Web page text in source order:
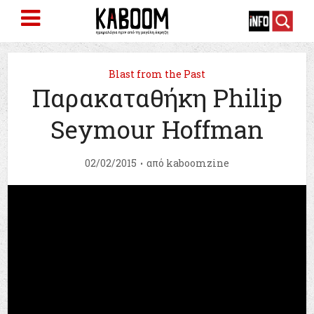
Blast from the Past
Παρακαταθήκη Philip
Seymour Hoffman
02/02/2015 από kaboomzine